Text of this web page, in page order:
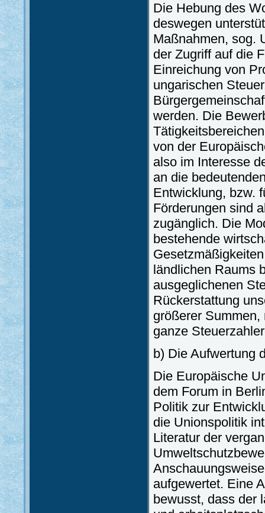
Die Hebung des
deswegen
Maßnahmen, sog.
der Zugriff auf die
Einreichung von
ungarischen
werden. Die
von der
also im Interesse
an die
Entwicklung, bzw.
Förderungen sind
zugänglich. Die
bestehende
ländlichen Raums
ausgeglichenen
Rückerstattung
größerer
ganze
b) Die Aufwertung
Die Europäische
dem Forum in
Politik zur
die Unionspolitik
Literatur der
aufgewertet. Eine
bewusst, dass der